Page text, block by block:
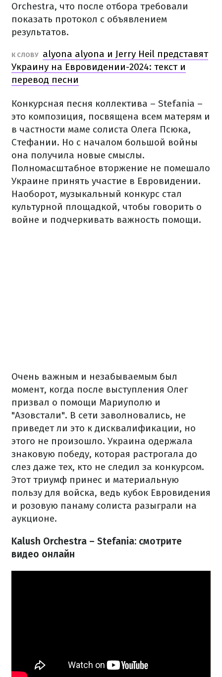
Orchestra, что после отбора требовали
показать протокол с объявлением
результатов.
К СЛОВУ alyona alyona и Jerry Heil представят
Украину на Евровидении-2024: текст и
перевод песни
Конкурсная песня коллектива – Stefania –
это композиция, посвящена всем матерям и
в частности маме солиста Олега Псюка,
Стефании. Но с началом большой войны
она получила новые смыслы.
Полномасштабное вторжение не помешало
Украине принять участие в Евровидении.
Наоборот, музыкальный конкурс стал
культурной площадкой, чтобы говорить о
войне и подчеркивать важность помощи.
Очень важным и незабываемым был
момент, когда после выступления Олег
призвал о помощи Мариуполю и
"Азовстали". В сети заволновались, не
приведет ли это к дисквалификации, но
этого не произошло. Украина одержала
знаковую победу, которая растрогала до
слез даже тех, кто не следил за конкурсом.
Этот триумф принес и материальную
пользу для войска, ведь кубок Евровидения
и розовую панаму солиста разыграли на
аукционе.
Kalush Orchestra – Stefania: смотрите
видео онлайн